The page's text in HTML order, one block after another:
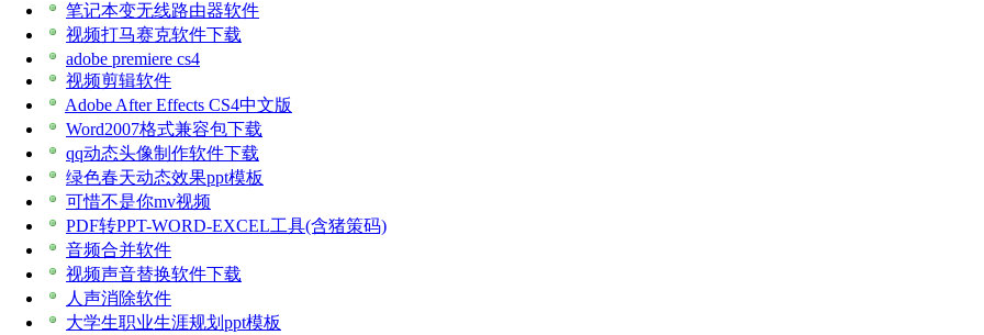
笔记本变无线路由器软件
视频打马赛克软件下载
adobe premiere cs4
视频剪辑软件
Adobe After Effects CS4中文版
Word2007格式兼容包下载
qq动态头像制作软件下载
绿色春天动态效果ppt模板
可惜不是你mv视频
PDF转PPT-WORD-EXCEL工具(含猪策码)
音频合并软件
视频声音替换软件下载
人声消除软件
大学生职业生涯规划ppt模板